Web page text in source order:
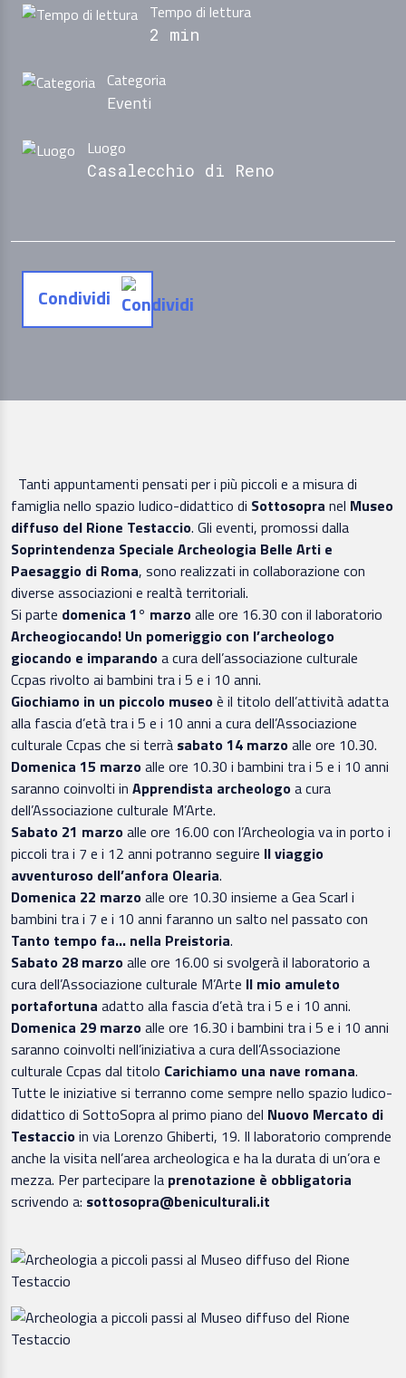
Tempo di lettura
2 min
Categoria
Eventi
Luogo
Casalecchio di Reno
Condividi
Tanti appuntamenti pensati per i più piccoli e a misura di
famiglia nello spazio ludico-didattico di Sottosopra nel Museo
diffuso del Rione Testaccio. Gli eventi, promossi dalla
Soprintendenza Speciale Archeologia Belle Arti e
Paesaggio di Roma, sono realizzati in collaborazione con
diverse associazioni e realtà territoriali.
Si parte domenica 1° marzoalle ore 16.30 con il laboratorio
Archeogiocando! Un pomeriggio con l’archeologo
giocando e imparandoa cura dell’associazione culturale
Ccpas rivolto ai bambini tra i 5 e i 10 anni.
Giochiamo in un piccolo museoè il titolo dell’attività adatta
alla fascia d’età tra i 5 e i 10 anni a cura dell’Associazione
culturale Ccpas che si terrà sabato 14 marzoalle ore 10.30.
Domenica 15 marzoalle ore 10.30 i bambini tra i 5 e i 10 anni
saranno coinvolti in Apprendista archeologoa cura
dell’Associazione culturale M’Arte.
Sabato 21 marzoalle ore 16.00 con l’Archeologia va in porto i
piccoli tra i 7 e i 12 anni potranno seguire Il viaggio
avventuroso dell’anfora Olearia.
Domenica 22 marzoalle ore 10.30 insieme a Gea Scarl i
bambini tra i 7 e i 10 anni faranno un salto nel passato con
Tanto tempo fa… nella Preistoria.
Sabato 28 marzoalle ore 16.00 si svolgerà il laboratorio a
cura dell’Associazione culturale M’Arte Il mio amuleto
portafortuna adatto alla fascia d’età tra i 5 e i 10 anni.
Domenica 29 marzoalle ore 16.30 i bambini tra i 5 e i 10 anni
saranno coinvolti nell’iniziativa a cura dell’Associazione
culturale Ccpas dal titolo Carichiamo una nave romana.
Tutte le iniziative si terranno come sempre nello spazio ludico-
didattico di SottoSopra al primo piano del Nuovo Mercato di
Testaccioin via Lorenzo Ghiberti, 19. Il laboratorio comprende
anche la visita nell’area archeologica e ha la durata di un’ora e
mezza. Per partecipare la prenotazione è obbligatoria
scrivendo a: sottosopra@beniculturali.it